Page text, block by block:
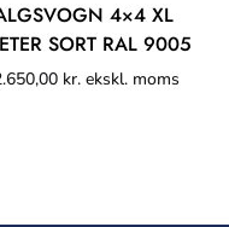
4×4 XL
SORT RAL 9005
kr. ekskl. moms